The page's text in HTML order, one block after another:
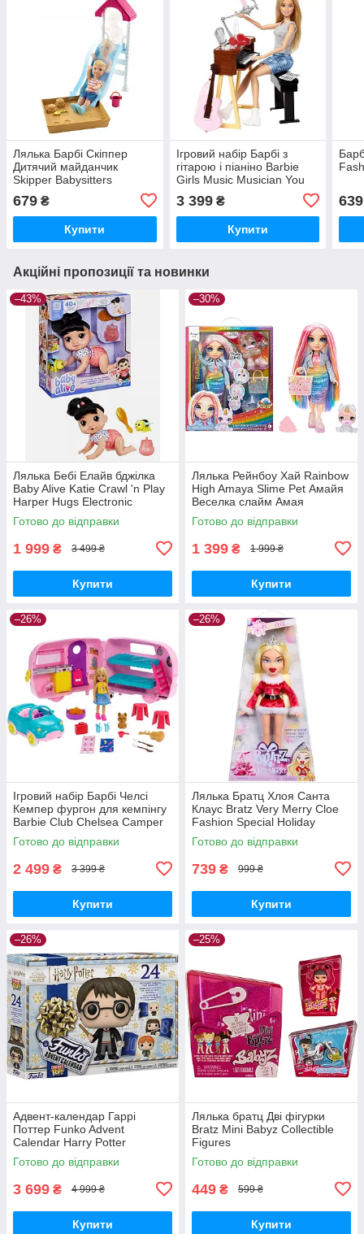
Лялька Барбі Скіппер
Дитячий майданчик
Skipper Babysitters
679 ₴
Купити
Ігровий набір Барбі з
гітарою і піаніно Barbie
Girls Music Musician You
3 399₴
Купити
639
Акційні пропозиції та новинки
–43%
Лялька Бебі Елайв бджілка
Baby Alive Katie Crawl 'n Play
Harper Hugs Electronic
Crawling
Готово до відправки
1 999 ₴ 3 499 ₴
Купити
–30%
Лялька Рейнбоу Хай Rainbow
High Amaya Slime Pet Амайя
Веселка слайм Амая
Готово до відправки
1 399 ₴ 1 999 ₴
Купити
–26%
Ігровий набір Барбі Челсі
Кемпер фургон для кемпінгу
Barbie Club Chelsea Camper
Готово до відправки
2 499 ₴ 3 399 ₴
Купити
–26%
Лялька Братц Хлоя Санта
Клаус Bratz Very Merry Cloe
Fashion Special Holiday
Готово до відправки
739 ₴ 999 ₴
Купити
–26%
Адвент-календар Гаррі
Поттер Funko Advent
Calendar Harry Potter
Готово до відправки
3 699 ₴ 4 999 ₴
Купити
–25%
Лялька братц Дві фігурки
Bratz Mini Babyz Collectible
Figures
Готово до відправки
449 ₴ 599 ₴
Купити